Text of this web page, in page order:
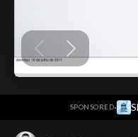
SPONSORED·